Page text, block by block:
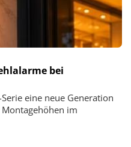
bei
eine neue Generation
im